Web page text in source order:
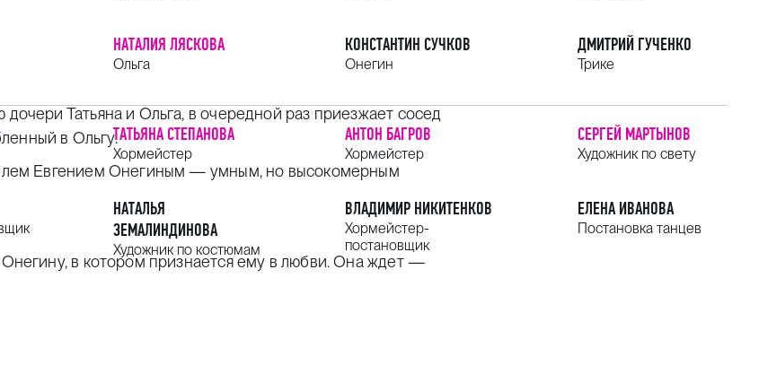
Татьяна и Ольга, в очередной раз приезжает сосед
в Ольгу.
Евгением Онегиным — умным, но высокомерным
в котором признается ему в любви. Она ждет —
НАТАЛИЯ ЛЯСКОВА
Ольга
КОНСТАНТИН СУЧКОВ
Онегин
ДМИТРИЙ ГУЧЕНКО
Трике
ТАТЬЯНА СТЕПАНОВА
Хормейстер
АНТОН БАГРОВ
Хормейстер
СЕРГЕЙ МАРТЫНОВ
Художник по свету
НАТАЛЬЯ
ЗЕМАЛИНДИНОВА
Художник по костюмам
ВЛАДИМИР НИКИТЕНКОВ
Хормейстер-
постановщик
ЕЛЕНА ИВАНОВА
Постановка танцев